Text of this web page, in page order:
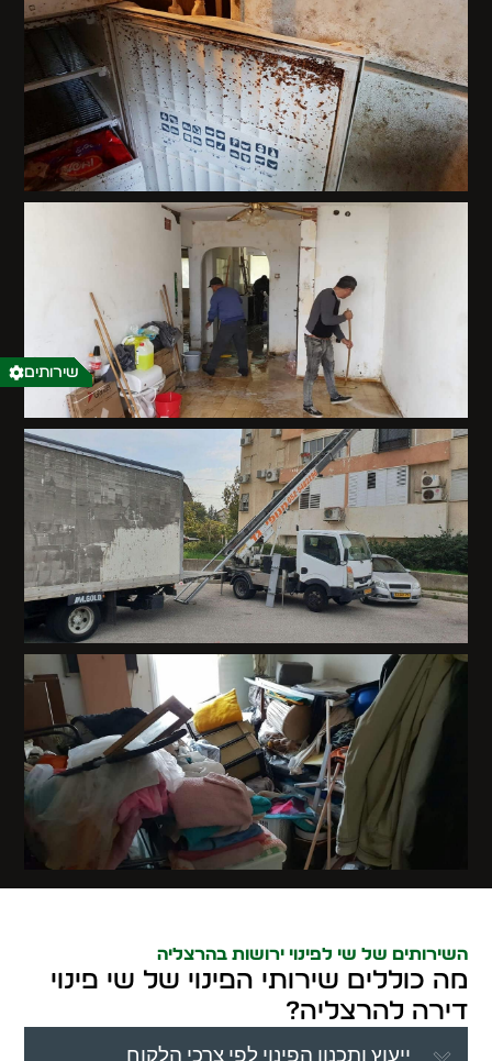
השירותים של שי לפינוי ירושות בהרצליה
מה כוללים שירותי הפינוי של שי פינוי
דירה להרצליה?
ייעוץ ותכנון הפינוי לפי צרכי הלקוח
שירותים